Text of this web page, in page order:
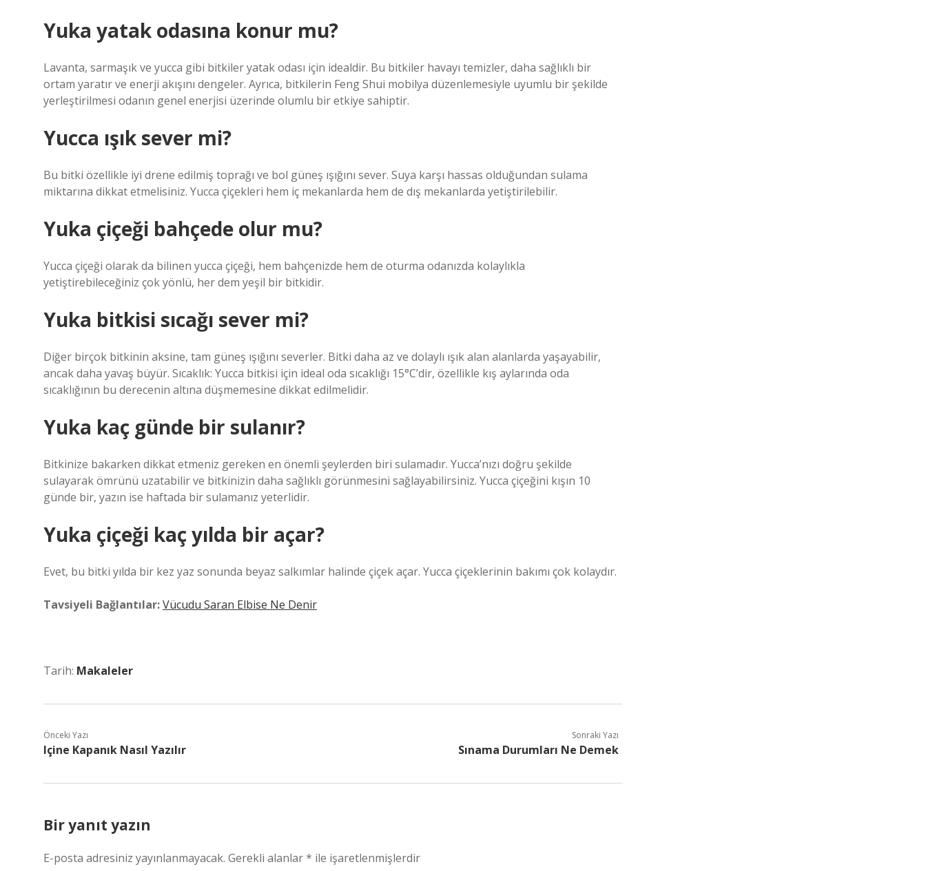
Yuka yatak odasına konur mu?
Lavanta, sarmaşık ve yucca gibi bitkiler yatak odası için idealdir. Bu bitkiler havayı temizler, daha sağlıklı bir
ortam yaratır ve enerji akışını dengeler. Ayrıca, bitkilerin Feng Shui mobilya düzenlemesiyle uyumlu bir şekilde
yerleştirilmesi odanın genel enerjisi üzerinde olumlu bir etkiye sahiptir.
Yucca ışık sever mi?
Bu bitki özellikle iyi drene edilmiş toprağı ve bol güneş ışığını sever. Suya karşı hassas olduğundan sulama
miktarına dikkat etmelisiniz. Yucca çiçekleri hem iç mekanlarda hem de dış mekanlarda yetiştirilebilir.
Yuka çiçeği bahçede olur mu?
Yucca çiçeği olarak da bilinen yucca çiçeği, hem bahçenizde hem de oturma odanızda kolaylıkla
yetiştirebileceğiniz çok yönlü, her dem yeşil bir bitkidir.
Yuka bitkisi sıcağı sever mi?
Diğer birçok bitkinin aksine, tam güneş ışığını severler. Bitki daha az ve dolaylı ışık alan alanlarda yaşayabilir,
ancak daha yavaş büyür. Sıcaklık: Yucca bitkisi için ideal oda sıcaklığı 15°C’dir, özellikle kış aylarında oda
sıcaklığının bu derecenin altına düşmemesine dikkat edilmelidir.
Yuka kaç günde bir sulanır?
Bitkinize bakarken dikkat etmeniz gereken en önemli şeylerden biri sulamadır. Yucca’nızı doğru şekilde
sulayarak ömrünü uzatabilir ve bitkinizin daha sağlıklı görünmesini sağlayabilirsiniz. Yucca çiçeğini kışın 10
günde bir, yazın ise haftada bir sulamanız yeterlidir.
Yuka çiçeği kaç yılda bir açar?
Evet, bu bitki yılda bir kez yaz sonunda beyaz salkımlar halinde çiçek açar. Yucca çiçeklerinin bakımı çok kolaydır.
Tavsiyeli Bağlantılar:Vücudu Saran Elbise Ne Denir
Tarih: Makaleler
Önceki Yazı
Içine Kapanık Nasıl Yazılır
Sonraki Yazı
Sınama Durumları Ne Demek
Bir yanıt yazın
E-posta adresiniz yayınlanmayacak. Gerekli alanlar* ile işaretlenmişlerdir